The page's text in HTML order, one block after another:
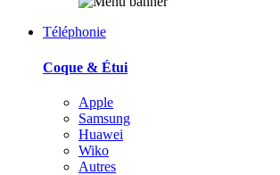
Téléphonie
Coque & Étui
Apple
Samsung
Huawei
Wiko
Autres